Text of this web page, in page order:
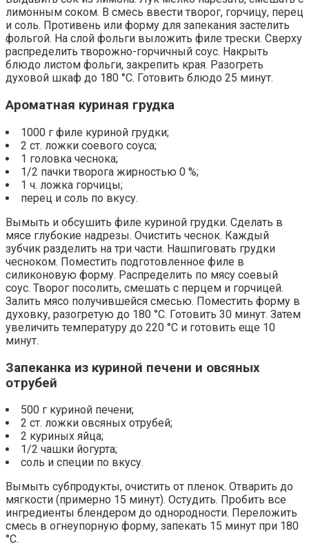
лимонным соком. В смесь ввести творог, горчицу, перец
и соль. Противень или форму для запекания застелить
фольгой. На слой фольги выложить филе трески. Сверху
распределить творожно-горчичный соус. Накрыть
блюдо листом фольги, закрепить края. Разогреть
духовой шкаф до 180 °С. Готовить блюдо 25 минут.
Ароматная куриная грудка
1000 г филе куриной грудки;
2 ст. ложки соевого соуса;
1 головка чеснока;
1/2 пачки творога жирностью 0 %;
1 ч. ложка горчицы;
перец и соль по вкусу.
Вымыть и обсушить филе куриной грудки. Сделать в
мясе глубокие надрезы. Очистить чеснок. Каждый
зубчик разделить на три части. Нашпиговать грудки
чесноком. Поместить подготовленное филе в
силиконовую форму. Распределить по мясу соевый
соус. Творог посолить, смешать с перцем и горчицей.
Залить мясо получившейся смесью. Поместить форму в
духовку, разогретую до 180 °С. Готовить 30 минут. Затем
увеличить температуру до 220 °С и готовить еще 10
минут.
Запеканка из куриной печени и овсяных
отрубей
500 г куриной печени;
2 ст. ложки овсяных отрубей;
2 куриных яйца;
1/2 чашки йогурта;
соль и специи по вкусу.
Вымыть субпродукты, очистить от пленок. Отварить до
мягкости (примерно 15 минут). Остудить. Пробить все
ингредиенты блендером до однородности. Переложить
смесь в огнеупорную форму, запекать 15 минут при 180
°С.